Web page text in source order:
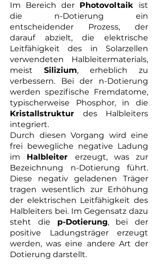
Im Bereich der Photovoltaik ist
die n-Dotierung ein
entscheidender Prozess, der
darauf abzielt, die elektrische
Leitfähigkeit des in Solarzellen
verwendeten Halbleitermaterials,
meist Silizium, erheblich zu
verbessern. Bei der n-Dotierung
werden spezifische Fremdatome,
typischerweise Phosphor, in die
Kristallstruktur des Halbleiters
integriert.
Durch diesen Vorgang wird eine
frei bewegliche negative Ladung
im Halbleiter erzeugt, was zur
Bezeichnung n-Dotierung führt.
Diese negativ geladenen Träger
tragen wesentlich zur Erhöhung
der elektrischen Leitfähigkeit des
Halbleiters bei. Im Gegensatz dazu
steht die p-Dotierung, bei der
positive Ladungsträger erzeugt
werden, was eine andere Art der
Dotierung darstellt.